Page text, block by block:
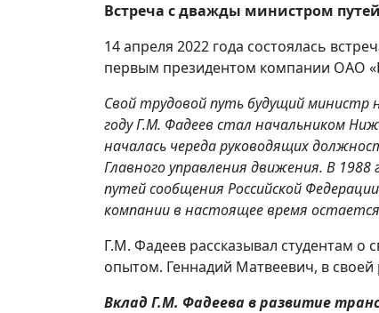
Встреча с дважды министром
14 апреля 2022 года состоялась
первым президентом компании ОАО
Свой трудовой путь будущий министр
году Г.М. Фадеев стал начальником
началась череда руководящих
Главного управления движения. В
путей сообщения Российской
компании в настоящее время
Г.М. Фадеев рассказывал студентам
опытом. Геннадий Матвеевич, в своей
Вклад Г.М. Фадеева в развитие